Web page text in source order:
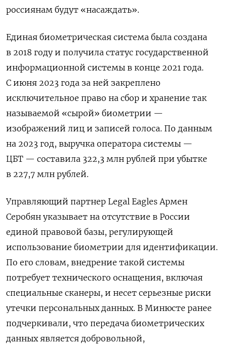
россиянам будут «насаждать».
Единая биометрическая система была создана
в 2018 году и получила статус государственной
информационной системы в конце 2021 года.
С июня 2023 года за ней закреплено
исключительное право на сбор и хранение так
называемой «сырой» биометрии —
изображений лиц и записей голоса. По данным
на 2023 год, выручка оператора системы —
ЦБТ — составила 322,3 млн рублей при убытке
в 227,7 млн рублей.
Управляющий партнер Legal Eagles Армен
Серобян указывает на отсутствие в России
единой правовой базы, регулирующей
использование биометрии для идентификации.
По его словам, внедрение такой системы
потребует технического оснащения, включая
специальные сканеры, и несет серьезные риски
утечки персональных данных. В Минюсте ранее
подчеркивали, что передача биометрических
данных является добровольной,